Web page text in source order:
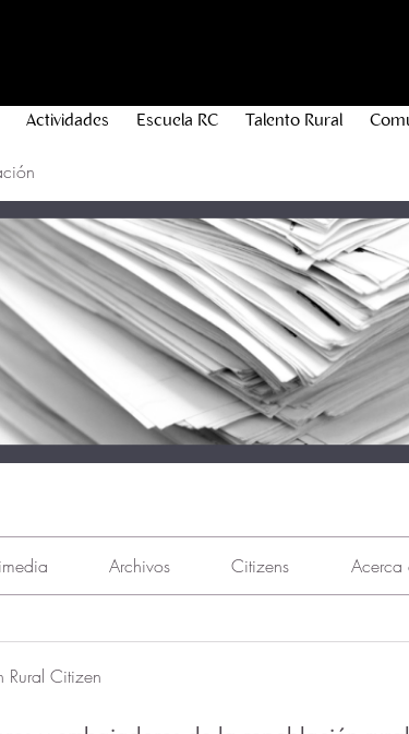
Actividades Escuela RC Talento Rural
Archivos Citizens Acerca
Rural Citizen